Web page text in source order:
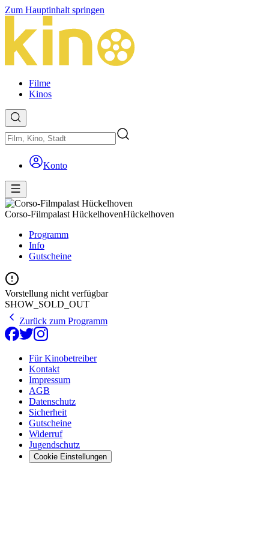
Zum Hauptinhalt springen
Filme
Kinos
Konto
Corso-Filmpalast HückelhovenHückelhoven
Programm
Info
Gutscheine
Vorstellung nicht verfügbar
SHOW_SOLD_OUT
Zurück zum Programm
Für Kinobetreiber
Kontakt
Impressum
AGB
Datenschutz
Sicherheit
Gutscheine
Widerruf
Jugendschutz
Cookie Einstellungen